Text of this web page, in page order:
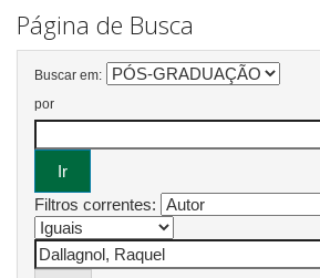
Página de Busca
Buscar em:
por
Filtros correntes: